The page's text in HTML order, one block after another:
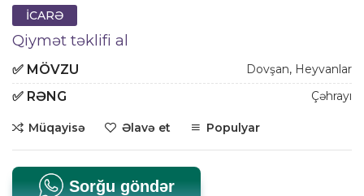
İCARƏ
Qiymət təklifi al
✅ MÖVZU Dovşan, Heyvanlar
✅ RƏNG Çəhrayı
Müqayisə Əlavə et Populyar
Sorğu göndər